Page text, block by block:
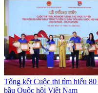
Tổng kết Cuộc thi tìm hiểu
bầu Quốc hội Việt Nam